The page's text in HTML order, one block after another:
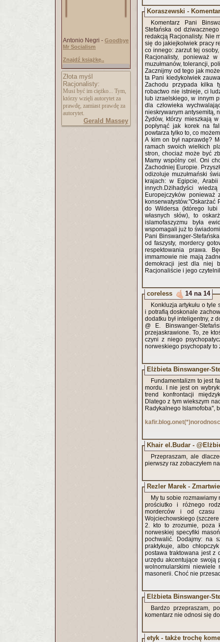
Antonio Negri - Goodbye
Mr Socialism
Znajdź książkę..
Złota myśl
Racjonalisty:
Musi być im ciężko... Tym,
którzy wzięli autorytet za
prawdę, zamiast prawdę za
autorytet.
Gerald Massey
Koraszewski -
Komentarz Pani
Stefańska od
redakcją Racjonalisty. Nie
się do jakiejkolwiek pracy
co innego: zarzut tej
Racjonalisty, ponieważ
muzułmanów, tolerancji,
Zacznijmy od tego jak
ta Pani kiedykolwiek
Zachodu przypada kilka
robactwo nie istnieje, ci
lub izraelskiego, w innym
dla człowieka
nieskrywanym antysemitą,
Żydów, którzy mieszkają
popłynąć jak korek na
powtarza tylko to, co
A kim on był naprawdę?
ramach swoich wielkich
stron, chociaż może być
Mamy wspólny cel. Oni
Zachodniej Europie.
odizoluje muzułmański
krajach: w Egipcie,
innych.Dżihadyści
Europejczyków ponieważ
do Wildersa (którego
własnych słów), to
islamofaszyzmu była
wspomagali już to
Pani Binswanger-
od faszysty, mordercy
respektowania prawa. Będzie nas pewnie nadal przekonywać, że wzywający do mordów
immamowie nie mają
demokracji jest dla niej
Racjonaliście i jego
coreless 14 na 14
Konkluzja artykułu o
i potrafią doskonale
dodatku był inteligentny, z
@ E. Binswanger-
przejaskrawione. To, ze
czyni z niego
norweskiego psychopaty
Elżbieta Binswanger-
Fundamentalizm to jest
mordu. I nie jest on
trend konfrontacji
Dlatego z tym wiekszym
Radykalnego Islamofoba",
Khair el.Budar -
Przepraszam, ale
pierwszy raz zobaczyłem
Rezler Marek -
My tu sobie
prościutko i różnego
morderców i od czasu
Wojciechowskiego
2. kto to zrozumie, poza
norweskiej specyfiki
pochwalić. Dodajmy: na
praktykuje, albo
postawa traktowana jest z
urzędu akcentujące swoją
wolnomularskimi niewiele
masonerii. Choć nie
Elżbieta Binswanger-
Bardzo przepraszam,
komentarz nie odnosi się
etyk - także trochę